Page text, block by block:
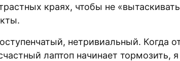
краях, чтобы не
нетривиальный. Когда
лаптоп начинает тормозить,